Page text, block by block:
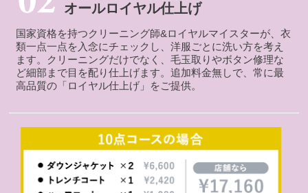
オールロイヤル仕上げ
国家資格を持つクリーニング師&ロイヤルマイスターが、衣
類一点一点を入念にチェックし、洋服ごとに洗い方を考え
ます。クリーニングだけでなく、毛玉取りやボタン修理な
ど細部まで目を配り仕上げます。追加料金無しで、常に最
高品質の「ロイヤル仕上げ」をご提供。